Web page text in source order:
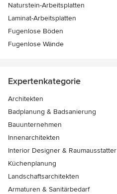
Naturstein-Arbeitsplatten
Laminat-Arbeitsplatten
Fugenlose Böden
Fugenlose Wände
Expertenkategorie
Architekten
Badplanung & Badsanierung
Bauunternehmen
Innenarchitekten
Interior Designer & Raumausstatter
Küchenplanung
Landschaftsarchitekten
Armaturen & Sanitärbedarf